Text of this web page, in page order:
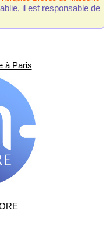
il est responsable de
à Paris